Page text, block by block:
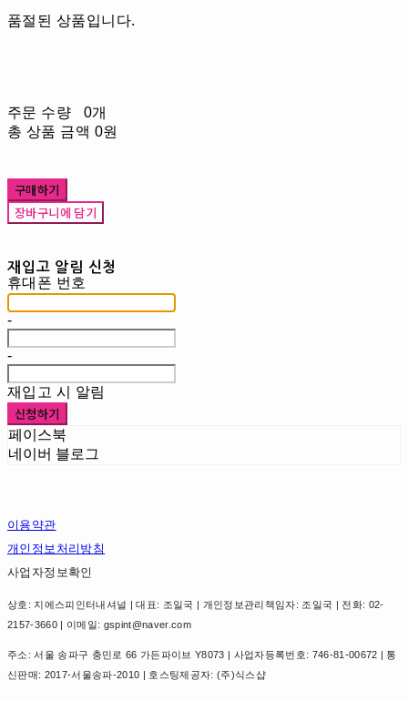
품절된 상품입니다.
주문 수량
0개
총 상품 금액 0원
구매하기
장바구니에 담기
재입고 알림 신청
휴대폰 번호
-
-
재입고 시 알림
신청하기
페이스북
네이버 블로그
이용약관
개인정보처리방침
사업자정보확인
상호: 지에스피인터내셔널 | 대표: 조일국 | 개인정보관리책임자: 조일국 | 전화: 02-
2157-3660 | 이메일: gspint@naver.com
주소: 서울 송파구 충민로 66 가든파이브 Y8073 | 사업자등록번호: 746-81-00672 | 통
신판매: 2017-서울송파-2010 | 호스팅제공자: (주)식스샵